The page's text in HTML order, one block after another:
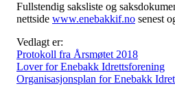
Fullstendig saksliste og
nettside www.enebakkif.no senest
Vedlagt er:
Protokoll fra Årsmøtet 2018
Lover for Enebakk Idrettsforening
Organisasjonsplan for Enebakk